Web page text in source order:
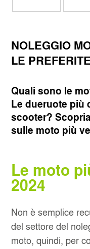
NOLEGGIO
LE
Quali sono le
Le dueruote più
scooter?
sulle moto più
Le moto
2024
Non è semplice
del settore del
moto, quindi, per